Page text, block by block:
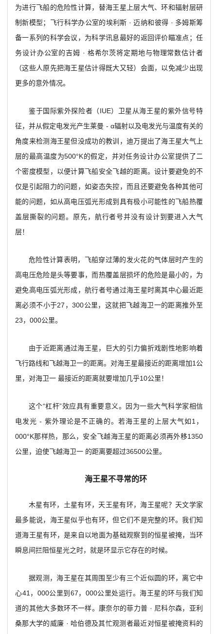
为进行飞船的危险性计算，替海王星上层大气、环和辐射层研
制新模型；飞行科学办公室的埃利斯 · 迈纳和彼得 · 多姆斯筹
备一系列的科学会议，为科学讯息最好的返回评价瞄准点；任
务设计办公室的吉姆 · 格希尔茨将定期地与物理常数估计者
（这些人原先把海王星估计得既大又轻）会面，以免减少出现
更多的意外情况。
鉴于国际紫外探险者（IUE）卫星从海王星的紫外信号特
征，并从假定电发光产生莱曼 - α辐射以及电发光与温度有关的
角度来检测海王星但没成功的教训，迪万提出了海王星大气上
层的最高温度为500°K的假定，并对任务设计办公室提供了二
个密度模型，以便计算飞船安全飞越的距离。设计要避免的不
仅是引起阻力的问题，如姿态失控，而且还要避免各种其他可
能的问题，如从高电压弧光形成到具有极小可能性的飞船热覆
盖层撕裂的问题。原先，航行者号并没有设计到要进入大气
层！
危险性计算表明，飞船穿过薄的发火花的气体层时产生的
高电压危险是头等要事，而热覆盖层损坏的危险是最小的，为
避免高电压弧光形成，航行者号通过海王星时离其中心最近距
离必须不小于27，300公里，这就把飞越海卫一的距离推外至
23，000公里。
由于近距离通过海王星，巨大的引力偏折戏剧性地影响着
飞行路线和飞越海卫一的距离。对海王星最接近的距离增加1公
里，对海卫一 最接近的距离就要增加几乎10公里！
这个“杠杆”效应具有重要意义。因为一些大气科学家相信
电发光 - 紫外理论是不正确的。若海王星的上层大气如1，
000°K那样热，那么，安全飞越海王星的距离必须再外移1350
公里，迫使飞越海卫一 的距离要超过36500公里。
海王星不寻常的环
木星有环，土星有环，天王星有环，海王星呢？天文学家
最多能说，海王星似乎也有环，但它们不是完整的环。我们知
道海王星有环，是来自以地面为基础观察到的恒星被掩，当环
瞬息间拦阻恒星光之时，就是环显示它存在的时候。
据观测，海王星在其周围至少有三个近似圆的环，离它中
心41，000公里到67，000公里处运行。海王星的环与我们知
道的其他大多数环不一样。康奈尔的菲力普 · 尼科尔森，亚利
桑那大学的威廉 · 哈伯德及其忙观测者最近对恒星被掩资料的